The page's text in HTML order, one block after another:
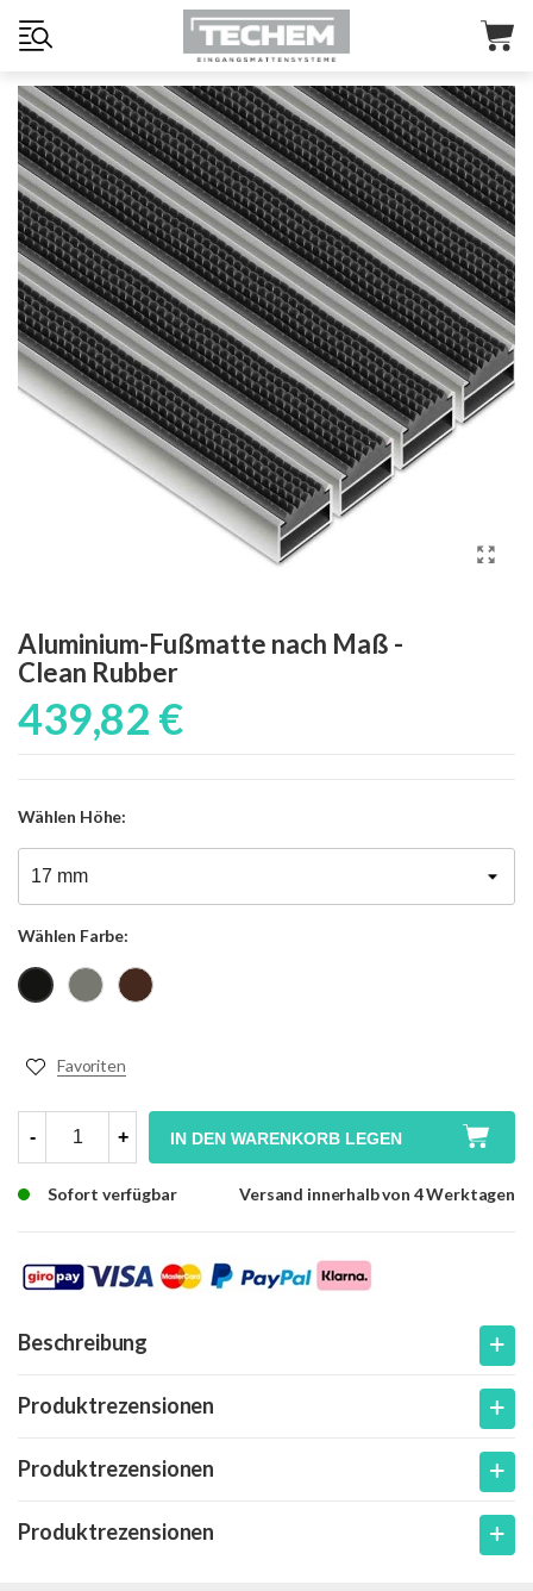
Aluminium-Fußmatte nach Maß -
Clean Rubber
439,82 €
Wählen Höhe:
Wählen Farbe:
SchwarzGrau Braun
Favoriten
- + IN DEN WARENKORB LEGEN
Sofort verfügbar Versand innerhalb von 4 Werktagen
Beschreibung
Produktrezensionen
Produktrezensionen
Produktrezensionen